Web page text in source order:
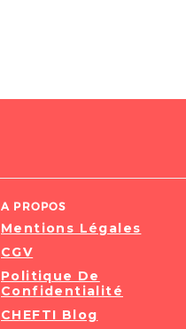
A PROPOS
Mentions Légales
CGV
Politique De
Confidentialité
CHEFTI Blog